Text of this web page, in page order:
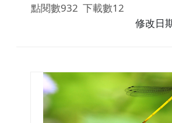
點閱數932 下載數12
修改日